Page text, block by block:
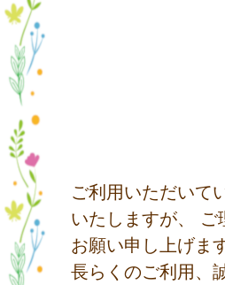
ご利用いただいて
いたしますが、
お願い申し上げます
長らくのご利用、